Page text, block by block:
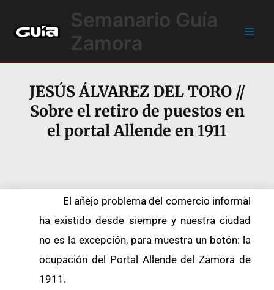
contenido
Semanario Guía
Zamora
JESÚS ÁLVAREZ DEL TORO//
Sobre el retiro de puestos en
el portal Allende en 1911
El añejo problema del comercio informal
ha existido desde siempre y nuestra ciudad
no es la excepción, para muestra un botón: la
ocupación del Portal Allende del Zamora de
1911.